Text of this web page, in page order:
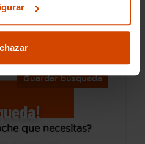
Manual
Fuenlabrada
Guardar búsqueda
que necesitas?